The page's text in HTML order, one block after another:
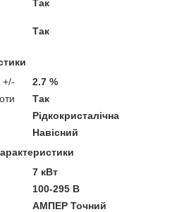
Так
Так
+/-
2.7 %
Так
Рідкокристалічна
Навісний
7 кВт
100-295 В
АМПЕР Точний